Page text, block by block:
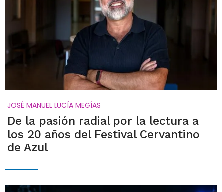
JOSÉ MANUEL LUCÍA MEGÍAS
De la pasión radial por la lectura a
los 20 años del Festival Cervantino
de Azul